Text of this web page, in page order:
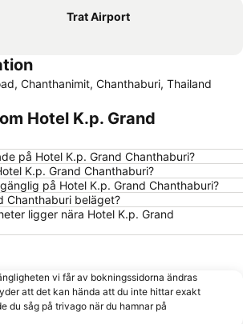
Trat Airport
Chanthanimit, Chanthaburi, Thailand
Hotel K.p. Grand
på Hotel K.p. Grand Chanthaburi?
K.p. Grand Chanthaburi?
på Hotel K.p. Grand Chanthaburi?
Chanthaburi beläget?
ligger nära Hotel K.p. Grand
vi får av bokningssidorna ändras
att det kan hända att du inte hittar exakt
du såg på trivago när du hamnar på